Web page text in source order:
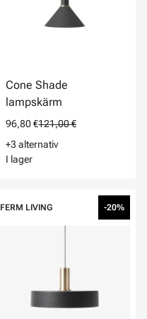
Cone Shade
lampskärm
96,80 €121,00 €
+3 alternativ
I lager
FERM LIVING -20%